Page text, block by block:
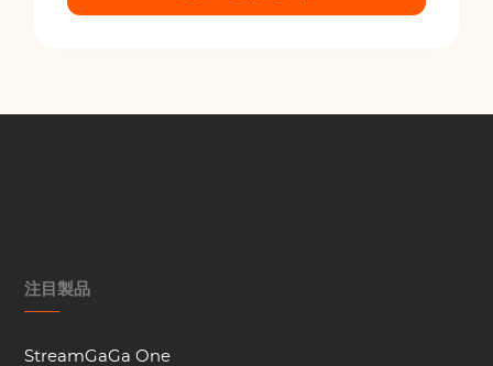
注目製品
StreamGaGa One